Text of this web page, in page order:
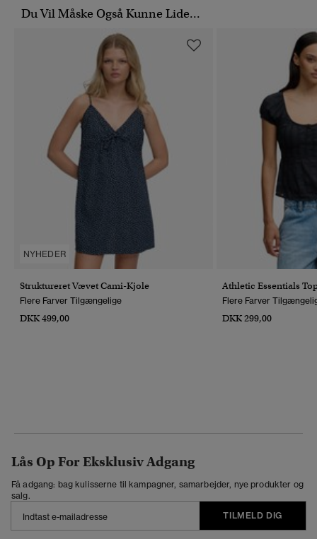
Du Vil Måske Også Kunne Lide...
NYHEDER
Struktureret Vævet Cami-Kjole
Flere Farver Tilgængelige
DKK 499,00
Athletic Essentials
Flere Farver
DKK 299,00
Lås Op For Eksklusiv Adgang
Få adgang: bag kulisserne til kampagner, samarbejder, nye produkter og
salg.
TILMELD DIG